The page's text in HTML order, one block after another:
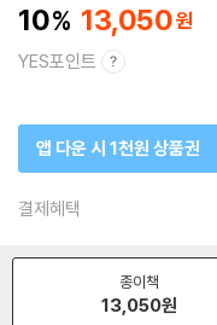
10 13,050
YES포인트
앱 다운 시 1천원 상품권
결제혜택
종이책
13,050원